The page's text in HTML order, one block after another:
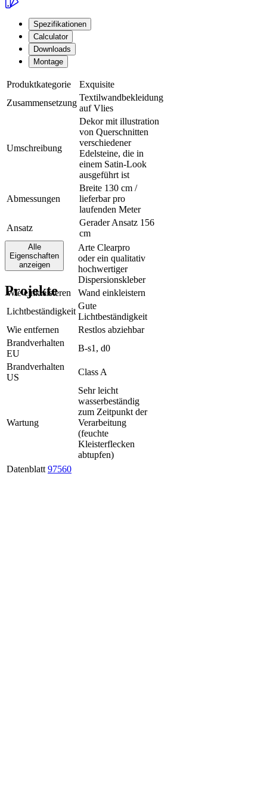
Spezifikationen
Calculator
Downloads
Montage
Produktkategorie
Exquisite
Zusammensetzung
Textilwandbekleidung
auf Vlies
Umschreibung
Dekor mit illustration
von Querschnitten
verschiedener
Edelsteine, die in
einem Satin-Look
ausgeführt ist
Abmessungen
Breite 130 cm /
lieferbar pro
laufenden Meter
Ansatz
Gerader Ansatz 156
cm
Klebstoff
Arte Clearpro
oder ein qualitativ
hochwertiger
Dispersionskleber
Wie einkleisteren
Wand einkleistern
Lichtbeständigkeit
Gute
Lichtbeständigkeit
Wie entfernen
Restlos abziehbar
Brandverhalten
EU
B-s1, d0
Brandverhalten
US
Class A
Wartung
Sehr leicht
wasserbeständig
zum Zeitpunkt der
Verarbeitung
(feuchte
Kleisterflecken
abtupfen)
Datenblatt 97560
Alle
Eigenschaften
anzeigen
Projekte